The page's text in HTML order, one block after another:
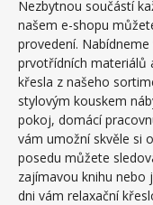
Nezbytnou součástí
našem e-shopu
provedení.
prvotřídních materiálů
křesla z našeho
stylovým kouskem
pokoj, domácí
vám umožní skvěle si
posedu můžete
zajímavou knihu nebo
dni vám relaxační